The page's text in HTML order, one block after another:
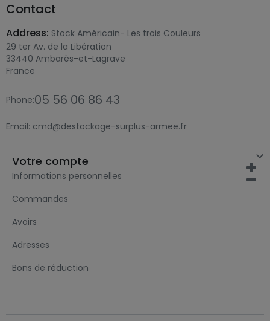
Contact
Address: Stock Américain- Les trois Couleurs
29 ter Av. de la Libération
33440 Ambarès-et-Lagrave
France
Phone:05 56 06 86 43
Email: cmd@destockage-surplus-armee.fr

Votre compte
Informations personnelles
Commandes
Avoirs
Adresses
Bons de réduction